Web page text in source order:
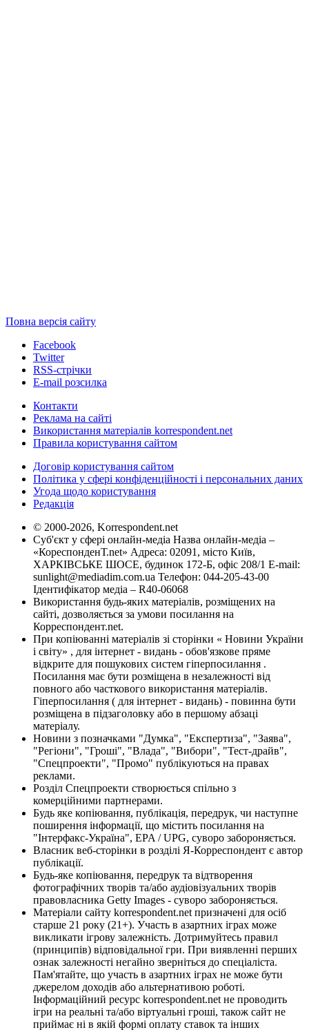
Повна версія сайту
Facebook
Twitter
RSS-стрічки
E-mail розсилка
Контакти
Реклама на сайті
Використання матеріалів korrespondent.net
Правила користування сайтом
Договір користування сайтом
Політика у сфері конфіденційності і персональних даних
Угода щодо користування
Редакція
© 2000-2026, Korrespondent.net
Суб'єкт у сфері онлайн-медіа Назва онлайн-медіа –
«КореспонденТ.net» Адреса: 02091, місто Київ,
ХАРКІВСЬКЕ ШОСЕ, будинок 172-Б, офіс 208/1 E-mail:
sunlight@mediadim.com.ua Телефон: 044-205-43-00
Ідентифікатор медіа – R40-06068
Використання будь-яких матеріалів, розміщених на
сайті, дозволяється за умови посилання на
Корреспондент.net.
При копіюванні матеріалів зі сторінки « Новини України
і світу» , для інтернет - видань - обов'язкове пряме
відкрите для пошукових систем гіперпосилання .
Посилання має бути розміщена в незалежності від
повного або часткового використання матеріалів.
Гіперпосилання ( для інтернет - видань) - повинна бути
розміщена в підзаголовку або в першому абзаці
матеріалу.
Новини з позначками "Думка", "Експертиза", "Заява",
"Регіони", "Гроші", "Влада", "Вибори", "Тест-драйв",
"Спецпроекти", "Промо" публікуються на правах
реклами.
Розділ Спецпроекти створюється спільно з
комерційними партнерами.
Будь яке копіювання, публікація, передрук, чи наступне
поширення інформації, що містить посилання на
"Інтерфакс-Україна", EPA / UPG, суворо забороняється.
Власник веб-сторінки в розділі Я-Корреспондент є автор
публікації.
Будь-яке копіювання, передрук та відтворення
фотографічних творів та/або аудіовізуальних творів
правовласника Getty Images - суворо забороняється.
Матеріали сайту korrespondent.net призначені для осіб
старше 21 року (21+). Участь в азартних іграх може
викликати ігрову залежність. Дотримуйтесь правил
(принципів) відповідальної гри. При виявленні перших
ознак залежності негайно зверніться до спеціаліста.
Пам'ятайте, що участь в азартних іграх не може бути
джерелом доходів або альтернативою роботі.
Інформаційний ресурс korrespondent.net не проводить
ігри на реальні та/або віртуальні гроші, також сайт не
приймає ні в якій формі оплату ставок та інших